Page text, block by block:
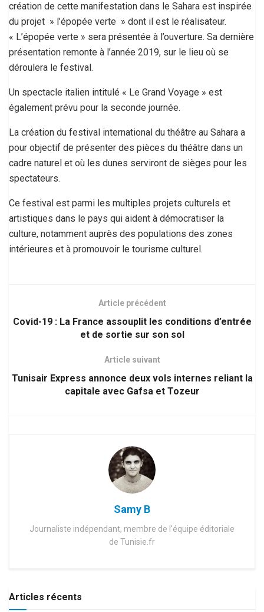
création de cette manifestation dans le Sahara est inspirée
du projet » l’épopée verte » dont il est le réalisateur.
« L’épopée verte » sera présentée à l’ouverture. Sa dernière
présentation remonte à l’année 2019, sur le lieu où se
déroulera le festival.
Un spectacle italien intitulé « Le Grand Voyage » est
également prévu pour la seconde journée.
La création du festival international du théâtre au Sahara a
pour objectif de présenter des pièces du théâtre dans un
cadre naturel et où les dunes serviront de sièges pour les
spectateurs.
Ce festival est parmi les multiples projets culturels et
artistiques dans le pays qui aident à démocratiser la
culture, notamment auprès des populations des zones
intérieures et à promouvoir le tourisme culturel.
Article précédent
Covid-19 : La France assouplit les conditions d’entrée
et de sortie sur son sol
Article suivant
Tunisair Express annonce deux vols internes reliant la
capitale avec Gafsa et Tozeur
Samy B
Journaliste indépendant, membre de l'équipe éditoriale
de Tunisie.fr
Articles récents